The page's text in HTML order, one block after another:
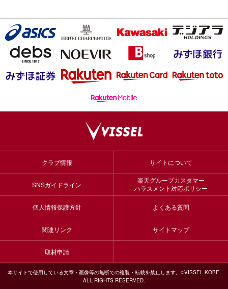
クラブ情報 サイトについて
SNSガイドライン
楽天グループカスタマー
ハラスメント対応ポリシー
個人情報保護方針 よくある質問
関連リンク サイトマップ
取材申請
本サイトで使用している文章・画像等の無断での複製・転載を禁止します。©VISSEL KOBE,
ALL RIGHTS RESERVED.